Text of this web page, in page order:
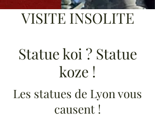
VISITE INSOLITE
Statue koi ? Statue
koze !
Les statues de Lyon vous
causent !